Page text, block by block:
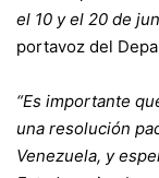
el 10 y el 20 de
portavoz del
“Es importante
una resolución
Venezuela, y